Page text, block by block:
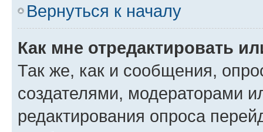
Вернуться к началу
Как мне отредактировать
Так же, как и сообщения,
создателями, модераторами
редактирования опроса